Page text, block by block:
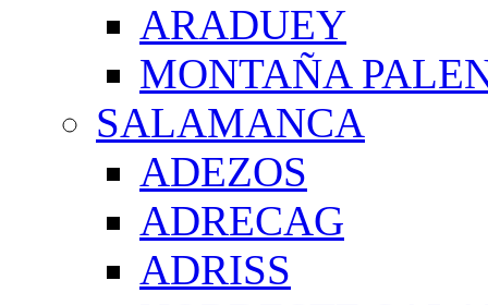
ARADUEY
MONTAÑA
SALAMANCA
ADEZOS
ADRECAG
ADRISS